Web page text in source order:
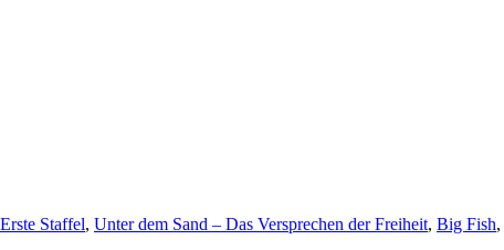
Staffel, Unter dem Sand – Das Versprechen der Freiheit, Big Fish,